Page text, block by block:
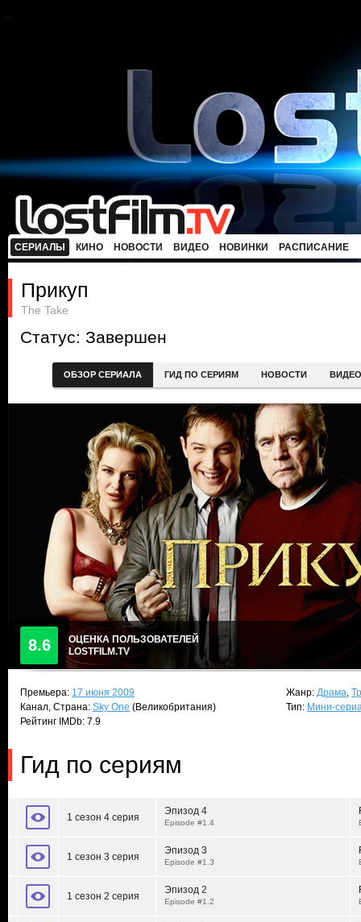
СЕРИАЛЫ КИНО НОВОСТИ ВИДЕО НОВИНКИ РАСПИСАНИЕ
Прикуп
The Take
Статус: Завершен
ОБЗОР СЕРИАЛА ГИД ПО СЕРИЯМ НОВОСТИ ВИДЕО
8.6
ОЦЕНКА ПОЛЬЗОВАТЕЛЕЙ
LOSTFILM.TV
Премьера: 17 июня 2009
Канал, Страна: Sky One (Великобритания)
Рейтинг IMDb: 7.9
Жанр: Драма,
Тип: Мини-
Гид по сериям
1 сезон 4 серия
Эпизод 4
Episode #1.4
1 сезон 3 серия
Эпизод 3
Episode #1.3
1 сезон 2 серия
Эпизод 2
Episode #1.2